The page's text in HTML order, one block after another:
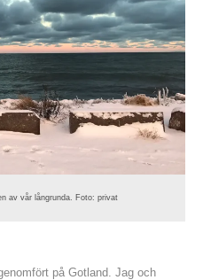
av vår långrunda. Foto: privat
på Gotland. Jag och